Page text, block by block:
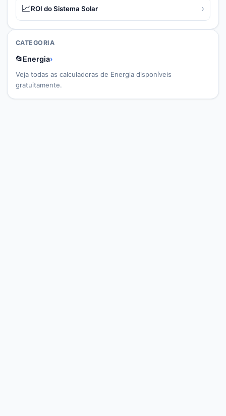
📈ROI do Sistema Solar ›
CATEGORIA
📂Energia›
Veja todas as calculadoras de Energia disponíveis
gratuitamente.